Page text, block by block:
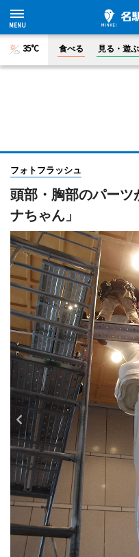
35°C 食べる 見る・遊ぶ
フォトフラッシュ
頭部・胸部のパーツ
ナちゃん」